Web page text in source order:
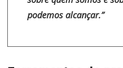
podemos alcançar.”